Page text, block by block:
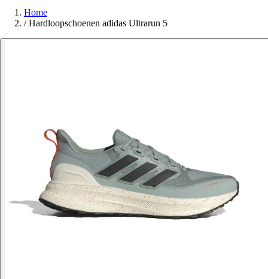
Home
/ Hardloopschoenen adidas Ultrarun 5